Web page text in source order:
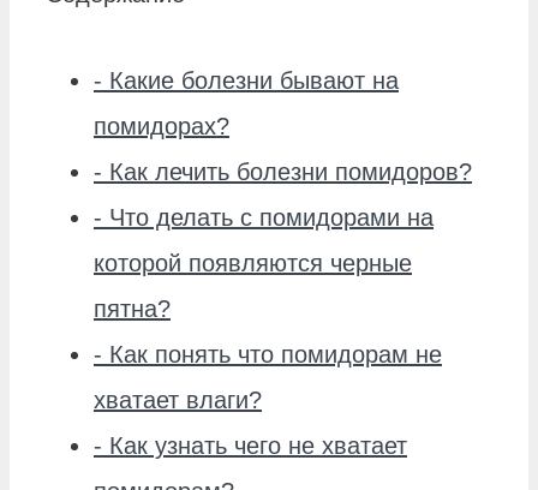
- Какие болезни бывают на
помидорах?
- Как лечить болезни помидоров?
- Что делать с помидорами на
которой появляются черные
пятна?
- Как понять что помидорам не
хватает влаги?
- Как узнать чего не хватает